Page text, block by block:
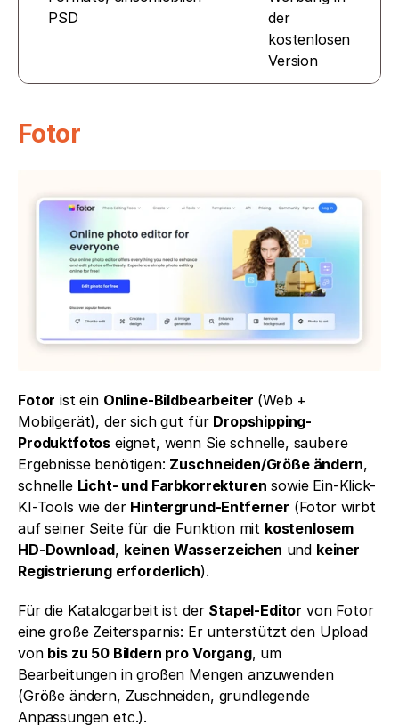
PSD
der
kostenlosen
Version
Fotor
Fotor ist ein Online-Bildbearbeiter (Web +
Mobilgerät), der sich gut für Dropshipping-
Produktfotos eignet, wenn Sie schnelle, saubere
Ergebnisse benötigen: Zuschneiden/Größe ändern,
schnelle Licht- und Farbkorrekturen sowie Ein-Klick-
KI-Tools wie der Hintergrund-Entferner (Fotor wirbt
auf seiner Seite für die Funktion mit kostenlosem
HD-Download, keinen Wasserzeichen und keiner
Registrierung erforderlich).
Für die Katalogarbeit ist der Stapel-Editor von Fotor
eine große Zeitersparnis: Er unterstützt den Upload
von bis zu 50 Bildern pro Vorgang, um
Bearbeitungen in großen Mengen anzuwenden
(Größe ändern, Zuschneiden, grundlegende
Anpassungen etc.).